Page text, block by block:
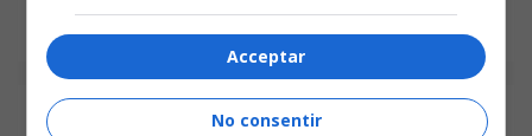
Acceptar
No consentir